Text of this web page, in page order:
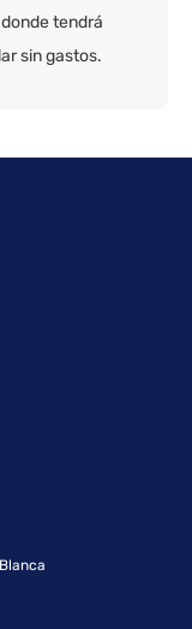
tendrá
sin gastos.